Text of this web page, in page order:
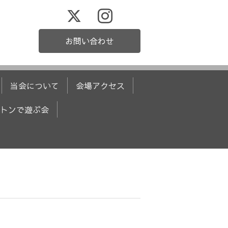
お問い合わせ
当会について 会場アクセス
ンで遊ぶ会